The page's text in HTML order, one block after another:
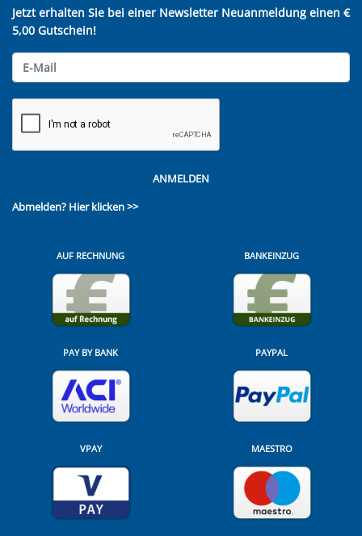
Jetzt erhalten Sie bei einer Newsletter Neuanmeldung einen €
5,00 Gutschein!
ANMELDEN
Abmelden? Hier klicken >>
AUF RECHNUNG BANKEINZUG
PAY BY BANK PAYPAL
VPAY MAESTRO